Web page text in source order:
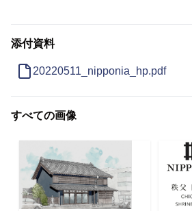
添付資料
20220511_nipponia_hp.pdf
すべての画像